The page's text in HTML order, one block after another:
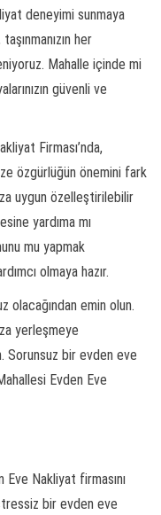
deneyimi sunmaya
her
Mahalle içinde mi
güvenli ve
Firması’nda,
özgürlüğün önemini fark
uygun özelleştirilebilir
yardıma mı
mu yapmak
olmaya hazır.
olacağından emin olun.
yerleşmeye
Sorunsuz bir evden eve
Evden Eve
Eve Nakliyat firmasını
bir evden eve